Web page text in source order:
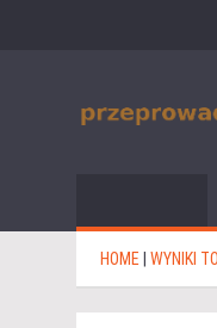
HOME WYNIKI